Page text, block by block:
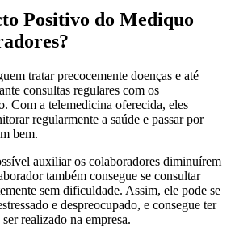
Positivo do Mediquo
tratar precocemente doenças e até
consultas regulares com os
Com a telemedicina oferecida, eles
regularmente a saúde e passar por
bem.
auxiliar os colaboradores diminuírem
também consegue se consultar
sem dificuldade. Assim, ele pode se
e despreocupado, e consegue ter
realizado na empresa.